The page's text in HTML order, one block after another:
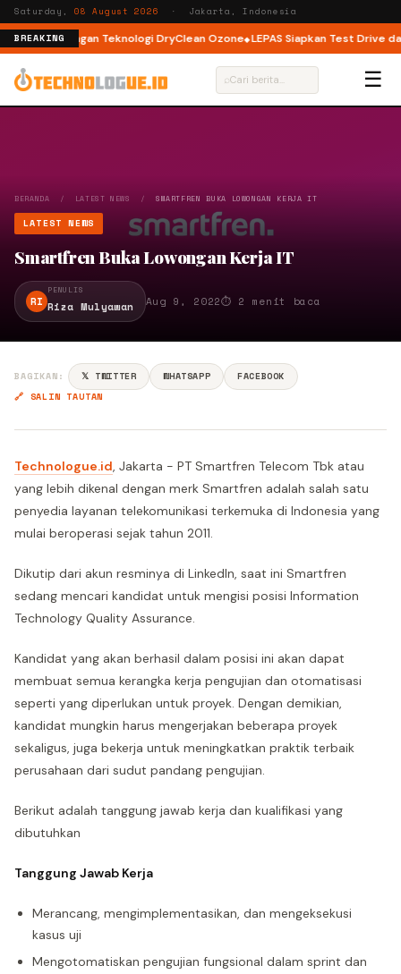
Saturday,08 August 2026 · Jakarta, Indonesia
BREAKING
Load dengan Teknologi DryClean Ozone LEPAS Siapkan Test Drive dan
⌕ ☰
BERANDA / LATEST NEWS / SMARTFREN BUKA LOWONGAN KERJA IT
LATEST NEWS
Smartfren Buka Lowongan Kerja IT
RI
PENULIS
Riza Mulyawan Aug 9, 2022⏱ 2 menit baca
BAGIKAN: 𝕏 TWITTER WHATSAPP
FACEBOOK
🔗 SALIN TAUTAN
Technologue.id, Jakarta - PT Smartfren Telecom Tbk atau
yang lebih dikenal dengan merk Smartfren adalah salah satu
penyedia layanan telekomunikasi terkemuka di Indonesia yang
mulai beroperasi sejak tahun 2011.
Dikutip dari akun resminya di LinkedIn, saat ini Smartfren
sedang mencari kandidat untuk mengisi posisi Information
Technology Quality Assurance.
Kandidat yang akan berhasil dalam posisi ini akan dapat
membuat semua kerangka kerja pengujian dan otomatisasi
seperti yang diperlukan untuk proyek. Dengan demikian,
kandidat mungkin harus mengerjakan beberapa proyek
sekaligus, juga bekerja untuk meningkatkan praktik terbaik
perusahaan dari sudut pandang pengujian.
Berikut adalah tanggung jawab kerja dan kualifikasi yang
dibutuhkan
Tanggung Jawab Kerja
Merancang, mengimplementasikan, dan mengeksekusi
kasus uji
Mengotomatiskan pengujian fungsional dalam sprint dan